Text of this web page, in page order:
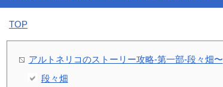
TOP
アルトネリコのストーリー攻略-第一部-段々畑〜
段々畑